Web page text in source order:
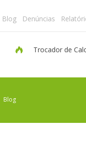
Blog Denúncias
Trocador de
Blog